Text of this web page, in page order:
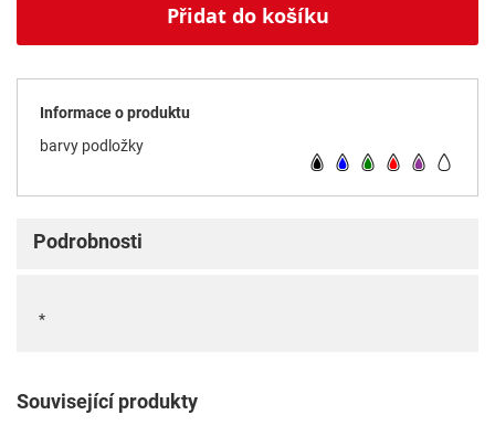
Přidat do košíku
Informace o produktu
barvy podložky
Podrobnosti
*
Související produkty